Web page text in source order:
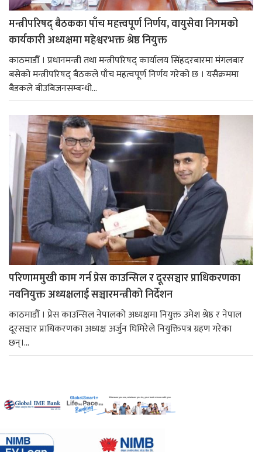
मन्त्रीपरिषद् बैठकका पाँच महत्त्वपूर्ण निर्णय, वायुसेवा निगमको
कार्यकारी अध्यक्षमा महेश्वरभक्त श्रेष्ठ नियुक्त
काठमाडौँ । प्रधानमन्त्री तथा मन्त्रीपरिषद् कार्यालय सिंहदरबारमा मंगलबार
बसेको मन्त्रीपरिषद् बैठकले पाँच महत्वपूर्ण निर्णय गरेको छ । यसैक्रममा
बैडकले बीउबिजनसम्बन्धी...
परिणाममुखी काम गर्न प्रेस काउन्सिल र दूरसञ्चार प्राधिकरणका
नवनियुक्त अध्यक्षलाई सञ्चारमन्त्रीको निर्देशन
काठमाडौँ । प्रेस काउन्सिल नेपालको अध्यक्षमा नियुक्त उमेश श्रेष्ठ र नेपाल
दूरसञ्चार प्राधिकरणका अध्यक्ष अर्जुन घिमिरेले नियुक्तिपत्र ग्रहण गरेका
छन्।...